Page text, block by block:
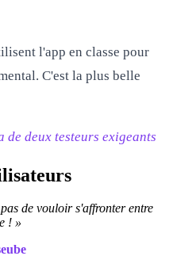
l'app en classe pour
C'est la plus belle
deux testeurs exigeants
de vouloir s'affronter entre
! »